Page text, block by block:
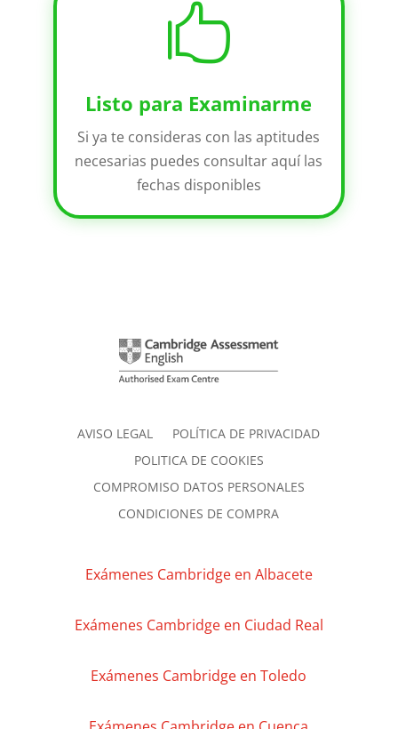

Listo para Examinarme
Si ya te consideras con las aptitudes
necesarias puedes consultar aquí las
fechas disponibles
AVISO LEGAL
POLÍTICA DE PRIVACIDAD
POLITICA DE COOKIES
COMPROMISO DATOS PERSONALES
CONDICIONES DE COMPRA
Exámenes Cambridge en Albacete
Exámenes Cambridge en Ciudad Real
Exámenes Cambridge en Toledo